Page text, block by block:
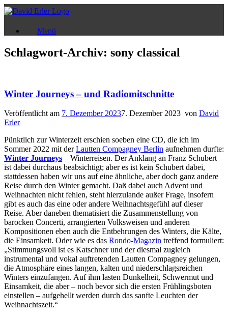
Zum
Inhalt
Menü
Schlagwort-Archiv: sony classical
Winter Journeys – und Radiomitschnitte
Veröffentlicht am 7. Dezember 20237. Dezember 2023 von David
Erler
Pünktlich zur Winterzeit erschien soeben eine CD, die ich im
Sommer 2022 mit derLautten Compagney Berlin aufnehmen durfte:
Winter Journeys – Winterreisen. Der Anklang an Franz Schubert
ist dabei durchaus beabsichtigt; aber es ist kein Schubert dabei,
stattdessen haben wir uns auf eine ähnliche, aber doch ganz andere
Reise durch den Winter gemacht. Daß dabei auch Advent und
Weihnachten nicht fehlen, steht hierzulande außer Frage, insofern
gibt es auch das eine oder andere Weihnachtsgefühl auf dieser
Reise. Aber daneben thematisiert die Zusammenstellung von
barocken Concerti, arrangierten Volksweisen und anderen
Kompositionen eben auch die Entbehrungen des Winters, die Kälte,
die Einsamkeit. Oder wie es das Rondo-Magazin treffend formuliert:
„Stimmungsvoll ist es Katschner und der diesmal zugleich
instrumental und vokal auftretenden Lautten Compagney gelungen,
die Atmosphäre eines langen, kalten und niederschlagsreichen
Winters einzufangen. Auf ihm lasten Dunkelheit, Schwermut und
Einsamkeit, die aber – noch bevor sich die ersten Frühlingsboten
einstellen – aufgehellt werden durch das sanfte Leuchten der
Weihnachtszeit.“